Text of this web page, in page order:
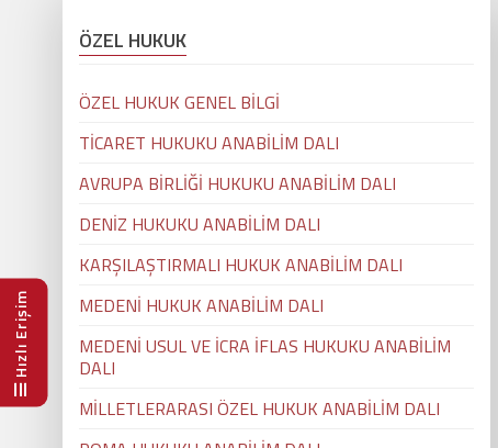
Hızlı Erişim
ÖZEL HUKUK
ÖZEL HUKUK GENEL BİLGİ
TİCARET HUKUKU ANABİLİM DALI
AVRUPA BİRLİĞİ HUKUKU ANABİLİM DALI
DENİZ HUKUKU ANABİLİM DALI
KARŞILAŞTIRMALI HUKUK ANABİLİM DALI
MEDENİ HUKUK ANABİLİM DALI
MEDENİ USUL VE İCRA İFLAS HUKUKU ANABİLİM
DALI
MİLLETLERARASI ÖZEL HUKUK ANABİLİM DALI